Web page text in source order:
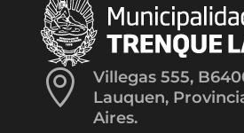

Villegas 555,
Lauquen,
Aires.